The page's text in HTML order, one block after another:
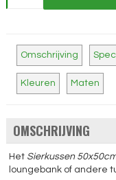
Omschrijving
Kleuren Maten
OMSCHRIJVING
Het Sierkussen
loungebank of andere